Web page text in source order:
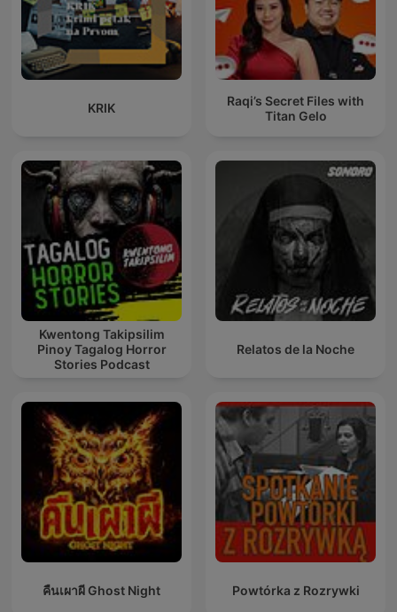
KRIK
Raqi’s Secret Files with
Titan Gelo
Kwentong Takipsilim
Pinoy Tagalog Horror
Stories Podcast
Relatos de la Noche
คืนเผาผี Ghost Night Powtórka z Rozrywki